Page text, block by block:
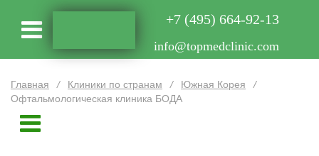
+7 (495) 664-92-13
info@topmedclinic.com
Главная / Клиники по странам / Южная Корея
/
Офтальмологическая клиника БОДА